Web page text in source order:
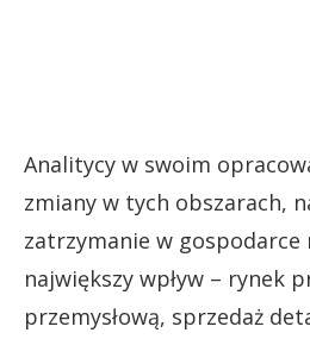
Analitycy w swoim
zmiany w tych obszarach,
zatrzymanie w gospodarce
największy wpływ – rynek
przemysłową, sprzedaż